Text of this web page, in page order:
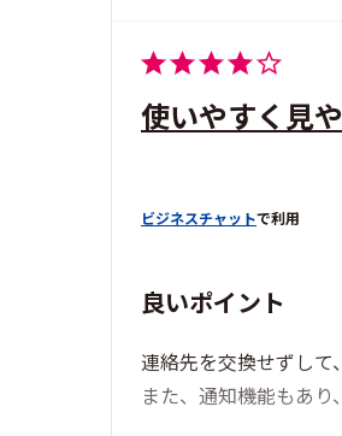
使いやすく見
ビジネスチャットで利用
良いポイント
連絡先を交換せずして
また、通知機能もあり